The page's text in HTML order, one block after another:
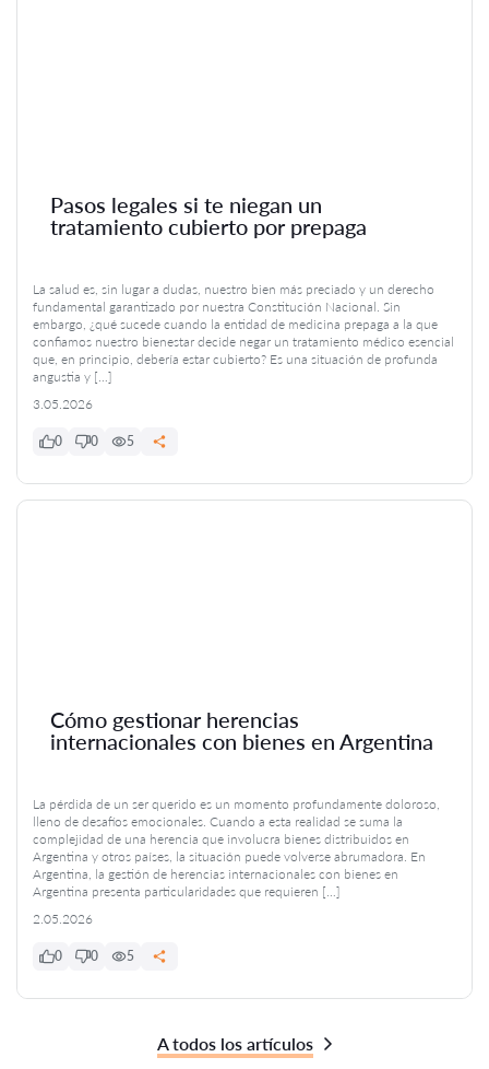
Pasos legales si te niegan un
tratamiento cubierto por prepaga
La salud es, sin lugar a dudas, nuestro bien más preciado y un derecho
fundamental garantizado por nuestra Constitución Nacional. Sin
embargo, ¿qué sucede cuando la entidad de medicina prepaga a la que
confiamos nuestro bienestar decide negar un tratamiento médico esencial
que, en principio, debería estar cubierto? Es una situación de profunda
angustia y […]
3.05.2026
0 0 5
Cómo gestionar herencias
internacionales con bienes en Argentina
La pérdida de un ser querido es un momento profundamente doloroso,
lleno de desafíos emocionales. Cuando a esta realidad se suma la
complejidad de una herencia que involucra bienes distribuidos en
Argentina y otros países, la situación puede volverse abrumadora. En
Argentina, la gestión de herencias internacionales con bienes en
Argentina presenta particularidades que requieren […]
2.05.2026
0 0 5
A todos los artículos